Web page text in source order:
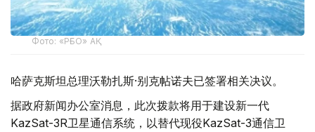
Фото: «РҒБО» АҚ
哈萨克斯坦总理沃勒扎斯·别克帖诺夫已签署相关决议。
据政府新闻办公室消息，此次拨款将用于建设新一代
KazSat-3R卫星通信系统，以替代现役KazSat-3通信卫